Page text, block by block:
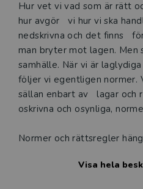
Beskrivning
Hur vet vi vad som är rätt
hur avgör vi hur vi ska
nedskrivna och det finns
man bryter mot lagen.
samhälle. När vi är
följer vi egentligen normer.
sällan enbart av lagar och
oskrivna och osynliga,
Normer och rättsregler
rättssystemets normer.
Visa hela